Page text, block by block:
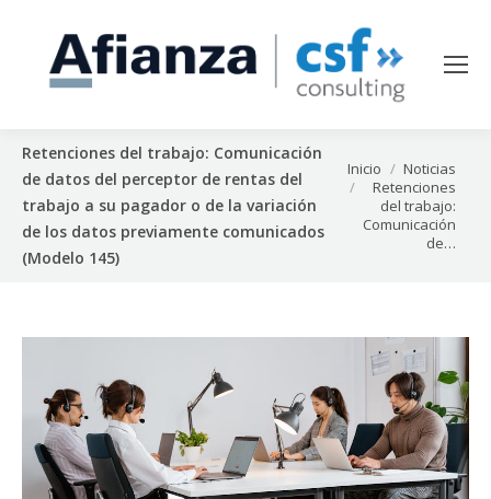
Retenciones del trabajo: Comunicación
de datos del perceptor de rentas del
trabajo a su pagador o de la variación
de los datos previamente comunicados
(Modelo 145)
Estás aquí:
Inicio
Noticias
Retenciones
del trabajo:
Comunicación
de…